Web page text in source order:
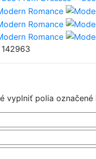
vyplniť polia